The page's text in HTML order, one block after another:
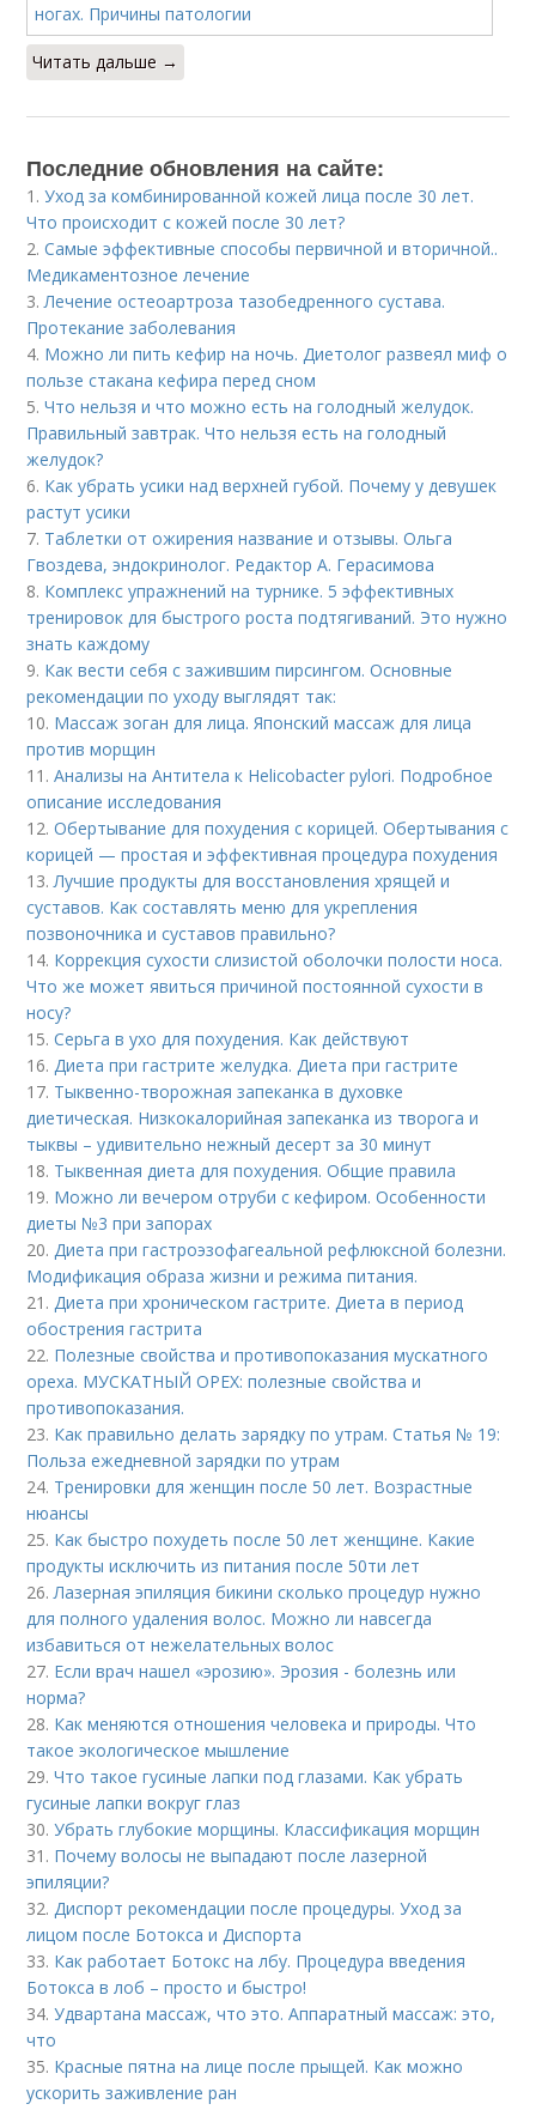
Читать дальше →
Последние обновления на сайте:
1.Уход за комбинированной кожей лица после 30 лет.
Что происходит с кожей после 30 лет?
2.Самые эффективные способы первичной и вторичной..
Медикаментозное лечение
3.Лечение остеоартроза тазобедренного сустава.
Протекание заболевания
4. Можно ли пить кефир на ночь. Диетолог развеял миф о
пользе стакана кефира перед сном
5.Что нельзя и что можно есть на голодный желудок.
Правильный завтрак. Что нельзя есть на голодный
желудок?
6. Как убрать усики над верхней губой. Почему у девушек
растут усики
7. Таблетки от ожирения название и отзывы. Ольга
Гвоздева, эндокринолог. Редактор А. Герасимова
8. Комплекс упражнений на турнике. 5 эффективных
тренировок для быстрого роста подтягиваний. Это нужно
знать каждому
9. Как вести себя с зажившим пирсингом. Основные
рекомендации по уходу выглядят так:
10. Массаж зоган для лица. Японский массаж для лица
против морщин
11.Анализы на Антитела к Helicobacter pylori. Подробное
описание исследования
12.Обертывание для похудения с корицей. Обертывания с
корицей — простая и эффективная процедура похудения
13.Лучшие продукты для восстановления хрящей и
суставов. Как составлять меню для укрепления
позвоночника и суставов правильно?
14. Коррекция сухости слизистой оболочки полости носа.
Что же может явиться причиной постоянной сухости в
носу?
15.Серьга в ухо для похудения. Как действуют
16.Диета при гастрите желудка. Диета при гастрите
17. Тыквенно-творожная запеканка в духовке
диетическая. Низкокалорийная запеканка из творога и
тыквы – удивительно нежный десерт за 30 минут
18. Тыквенная диета для похудения. Общие правила
19. Можно ли вечером отруби с кефиром. Особенности
диеты №3 при запорах
20.Диета при гастроэзофагеальной рефлюксной болезни.
Модификация образа жизни и режима питания.
21.Диета при хроническом гастрите. Диета в период
обострения гастрита
22. Полезные свойства и противопоказания мускатного
ореха. МУСКАТНЫЙ ОРЕХ: полезные свойства и
противопоказания.
23. Как правильно делать зарядку по утрам. Статья № 19:
Польза ежедневной зарядки по утрам
24. Тренировки для женщин после 50 лет. Возрастные
нюансы
25. Как быстро похудеть после 50 лет женщине. Какие
продукты исключить из питания после 50ти лет
26.Лазерная эпиляция бикини сколько процедур нужно
для полного удаления волос. Можно ли навсегда
избавиться от нежелательных волос
27. Если врач нашел «эрозию». Эрозия - болезнь или
норма?
28. Как меняются отношения человека и природы. Что
такое экологическое мышление
29.Что такое гусиные лапки под глазами. Как убрать
гусиные лапки вокруг глаз
30.Убрать глубокие морщины. Классификация морщин
31. Почему волосы не выпадают после лазерной
эпиляции?
32.Диспорт рекомендации после процедуры. Уход за
лицом после Ботокса и Диспорта
33. Как работает Ботокс на лбу. Процедура введения
Ботокса в лоб – просто и быстро!
34.Удвартана массаж, что это. Аппаратный массаж: это,
что
35. Красные пятна на лице после прыщей. Как можно
ускорить заживление ран